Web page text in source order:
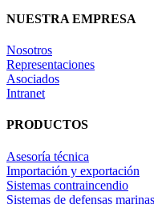
NUESTRA EMPRESA
Nosotros
Representaciones
Asociados
Intranet
PRODUCTOS
Asesoría técnica
Importación y exportación
Sistemas contraincendio
Sistemas de defensas marinas